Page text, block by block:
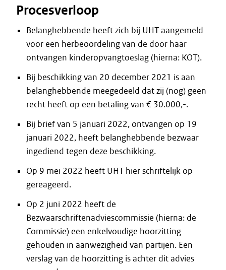
Procesverloop
Belanghebbende heeft zich bij UHT aangemeld
voor een herbeoordeling van de door haar
ontvangen kinderopvangtoeslag (hierna: KOT).
Bij beschikking van 20 december 2021 is aan
belanghebbende meegedeeld dat zij (nog) geen
recht heeft op een betaling van € 30.000,-.
Bij brief van 5 januari 2022, ontvangen op 19
januari 2022, heeft belanghebbende bezwaar
ingediend tegen deze beschikking.
Op 9 mei 2022 heeft UHT hier schriftelijk op
gereageerd.
Op 2 juni 2022 heeft de
Bezwaarschriftenadviescommissie (hierna: de
Commissie) een enkelvoudige hoorzitting
gehouden in aanwezigheid van partijen. Een
verslag van de hoorzitting is achter dit advies